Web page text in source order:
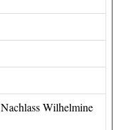
Wilhelmine